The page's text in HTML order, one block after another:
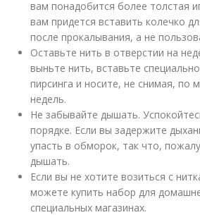
вам понадобится более толстая
вам придется вставить колечко
после прокалывания, а не
Оставьте нить в отверстии на
выньте нить, вставьте
пирсинга и носите, не снимая, по
недель.
Не забывайте дышать.
порядке. Если вы задержите
упасть в обморок, так что,
дышать.
Если вы не хотите возиться с
можете купить набор для
специальных магазинах.